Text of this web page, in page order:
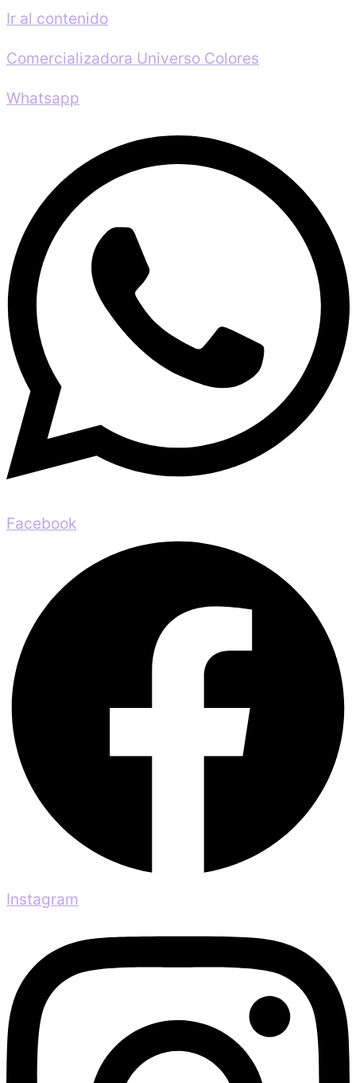
Ir al contenido
Comercializadora Universo Colores
Whatsapp
Facebook
Instagram